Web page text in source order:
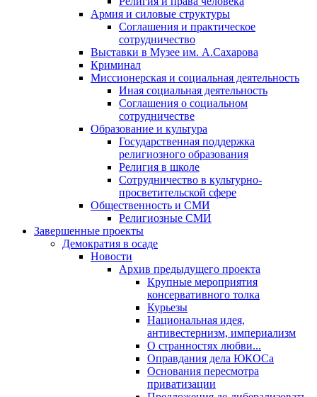
Армия и силовые структуры
Соглашения и практическое
сотрудничество
Выставки в Музее им. А.Сахарова
Криминал
Миссионерская и социальная деятельность
Иная социальная деятельность
Соглашения о социальном
сотрудничестве
Образование и культура
Государственная поддержка
религиозного образования
Религия в школе
Сотрудничество в культурно-
просветительской сфере
Общественность и СМИ
Религиозные СМИ
Завершенные проекты
Демократия в осаде
Новости
Архив предыдущего проекта
Крупные мероприятия
консервативного толка
Курьезы
Национальная идея,
антивестернизм, империализм
О странностях любви...
Оправдания дела ЮКОСа
Основания пересмотра
приватизации